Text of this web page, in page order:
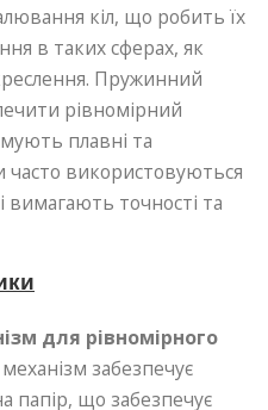
кіл, що робить їх
в таких сферах, як
Пружинний
рівномірний
плавні та
часто використовуються
вимагають точності та
для рівномірного
забезпечує
папір, що забезпечує